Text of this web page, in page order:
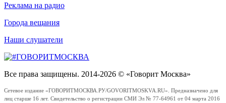
Реклама на радио
Города вещания
Наши слушатели
Все права защищены. 2014-2026 © «Говорит Москва»
Сетевое издание «ГОВОРИТМОСКВА.РУ/GOVORITMOSKVA.RU». Предназначено для
лиц старше 16 лет. Свидетельство о регистрации СМИ Эл № 77-64961 от 04 марта 2016